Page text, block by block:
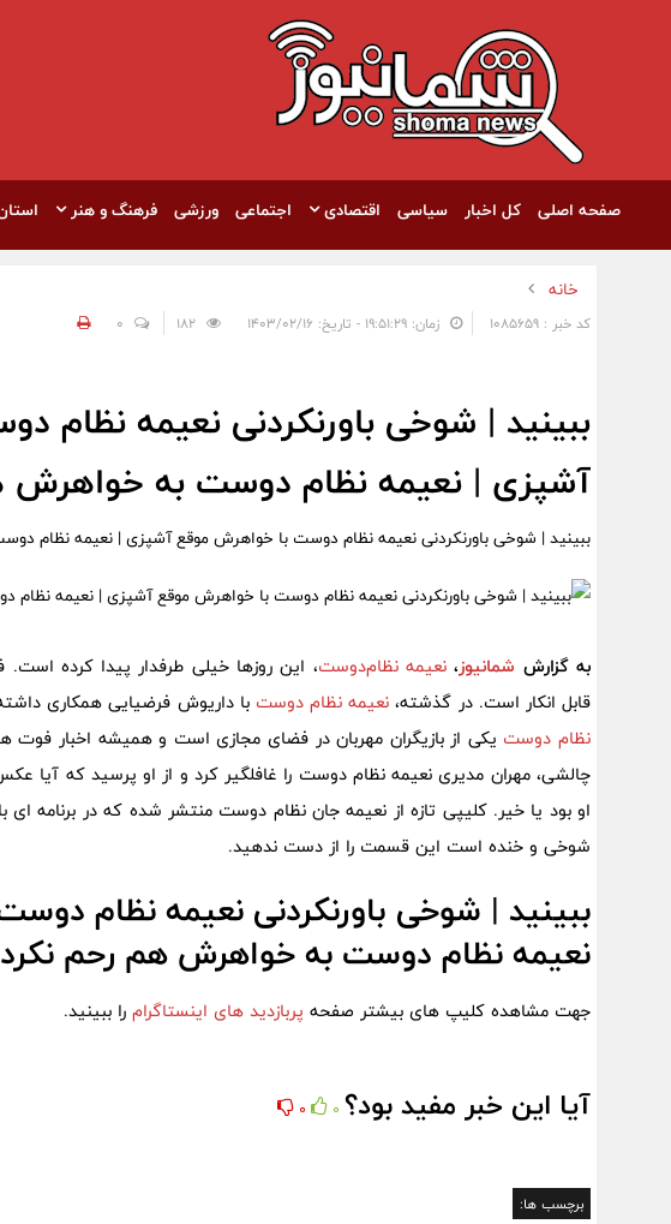
صفحه اصلی کل اخبار سیاسی اقتصادی اجتماعی ورزشی فرهنگ و هنر
خانه
کد خبر : 1085659 زمان: ۱۹:۵۱:۲۹ - تاریخ: ۱۴۰۳/۰۲/۱۶ 0
ببینید | شوخی باورنکردنی نعیمه نظام
آشپزی | نعیمه نظام دوست به خواهرش
ببینید | شوخی باورنکردنی نعیمه نظام دوست با خواهرش موقع آشپزی | نعیمه نظام
به گزارش شمانیوز، نعیمه نظام‌دوست، این روزها خیلی طرفدار پیدا کرده
قابل انکار است. در گذشته، نعیمه نظام دوست با داریوش فرضیایی همکاری
نظام دوست یکی از بازیگران مهربان در فضای مجازی است و همیشه اخبار فوت
چالشی، مهران مدیری نعیمه نظام دوست را غافلگیر کرد و از او پرسید که آیا
او بود یا خیر. کلیپی تازه از نعیمه جان نظام دوست منتشر شده که در برنامه
شوخی و خنده است این قسمت را از دست ندهید.
ببینید | شوخی باورنکردنی نعیمه نظام
نعیمه نظام دوست به خواهرش هم رحم نکرد
جهت مشاهده کلیپ های بیشتر صفحه پربازدید های اینستاگرام را ببینید.
آیا این خبر مفید بود؟ 0
0
برچسب ها: